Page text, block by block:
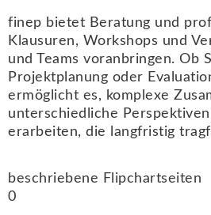
finep bietet Beratung und
Klausuren, Workshops und
und Teams voranbringen. Ob
Projektplanung oder
ermöglicht es, komplexe
unterschiedliche
erarbeiten, die langfristig
beschriebene Flipchartseiten
0